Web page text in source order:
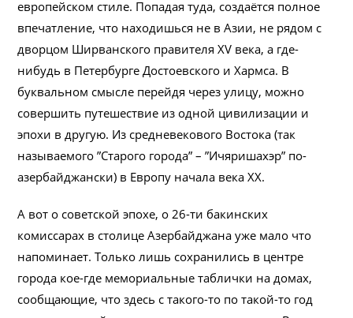
европейском стиле. Попадая туда, создаётся полное
впечатление, что находишься не в Азии, не рядом с
дворцом Ширванского правителя XV века, а где-
нибудь в Петербурге Достоевского и Хармса. В
буквальном смысле перейдя через улицу, можно
совершить путешествие из одной цивилизации и
эпохи в другую. Из средневекового Востока (так
называемого ”Старого города” – ”Ичяришахэр” по-
азербайджански) в Европу начала века XX.
А вот о советской эпохе, о 26-ти бакинских
комиссарах в столице Азербайджана уже мало что
напоминает. Только лишь сохранились в центре
города кое-где мемориальные таблички на домах,
сообщающие, что здесь с такого-то по такой-то год